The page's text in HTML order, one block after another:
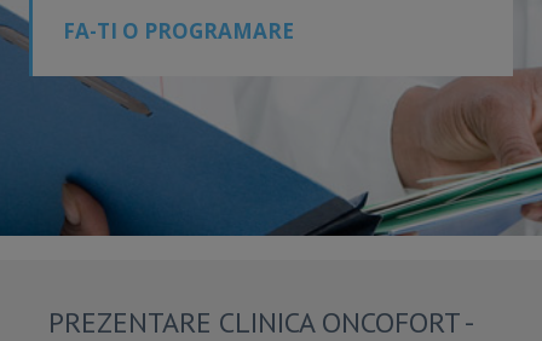
FA-TI O PROGRAMARE
PREZENTARE CLINICA ONCOFORT -